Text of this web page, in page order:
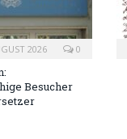
2026 0
Besucher